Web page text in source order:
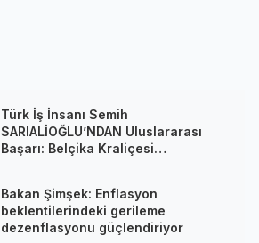
Türk İş İnsanı Semih
SARIALİOĞLU’NDAN Uluslararası
Başarı: Belçika Kraliçesi
Bakan Şimşek: Enflasyon
beklentilerindeki gerileme
dezenflasyonu güçlendiriyor